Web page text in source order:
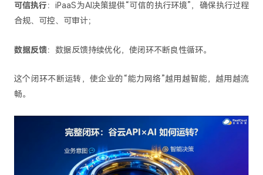
可信执行：iPaaS为AI决策提供“可信的执行环境”，确保执行过程
合规、可控、可审计；
数据反馈：数据反馈持续优化，使闭环不断良性循环。
这个闭环不断运转，使企业的“能力网络”越用越智能，越用越流
畅。